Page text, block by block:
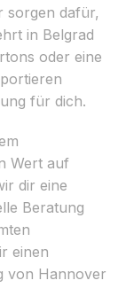
sorgen dafür,
in Belgrad
oder eine
für dich.
Wert auf
dir eine
Beratung
einen
von Hannover